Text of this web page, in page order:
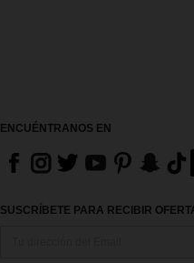
ENCUÉNTRANOS EN
SUSCRÍBETE PARA RECIBIR